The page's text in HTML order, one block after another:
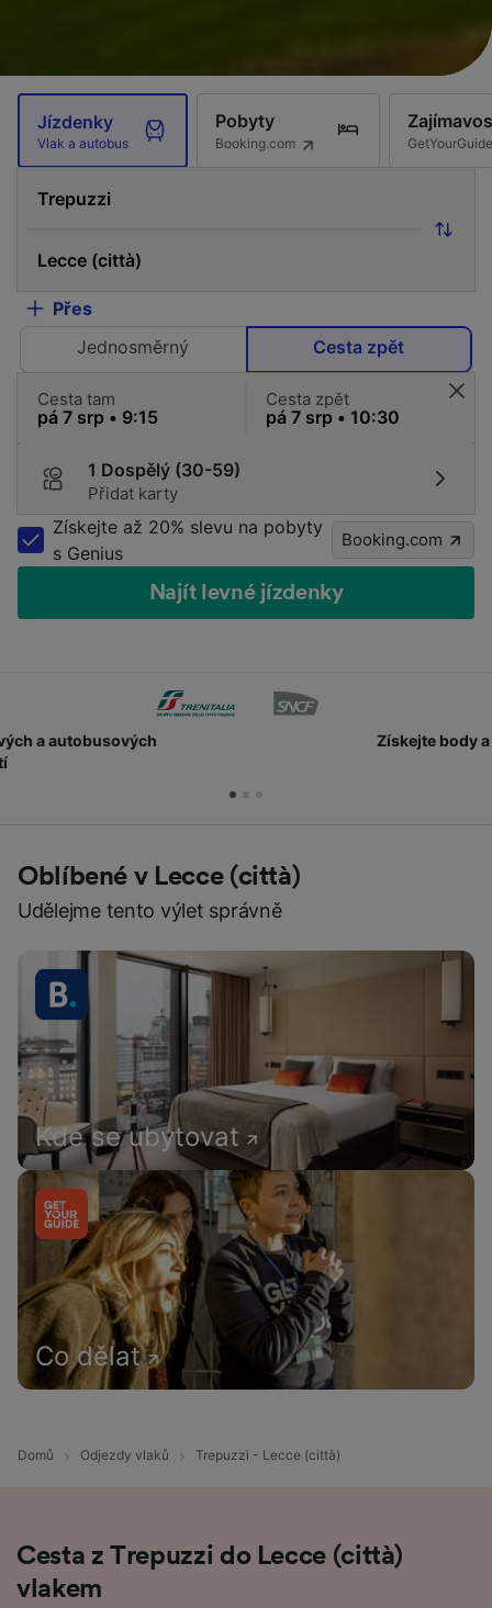
Jízdenky
Vlak a autobus
Pobyty
Booking.com GetYourGuide
Přes
Jednosměrný
Cesta zpět
Cesta tam Cesta zpět
1 Dospělý (30-59)
Přidat karty
Získejte až 20% slevu na pobyty
s Genius
Booking.com
Najít levné jízdenky
Oblíbené v Lecce (città)
Udělejme tento výlet správně
Kde se ubytovat
Co dělat
Domů Odjezdy vlaků Trepuzzi - Lecce (città)
Cesta z Trepuzzi do Lecce (città)
vlakem